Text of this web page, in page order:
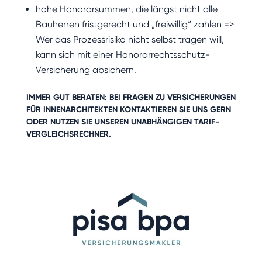
hohe Honorarsummen, die längst nicht alle
Bauherren fristgerecht und „freiwillig“ zahlen =>
Wer das Prozessrisiko nicht selbst tragen will,
kann sich mit einer Honorarrechtsschutz-
Versicherung absichern.
IMMER GUT BERATEN: BEI FRAGEN ZU VERSICHERUNGEN
FÜR INNENARCHITEKTENKONTAKTIEREN SIE UNS GERN
ODER NUTZEN SIE UNSEREN UNABHÄNGIGEN TARIF-
VERGLEICHSRECHNER.